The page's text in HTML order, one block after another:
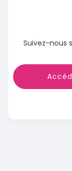
Suivez-nous